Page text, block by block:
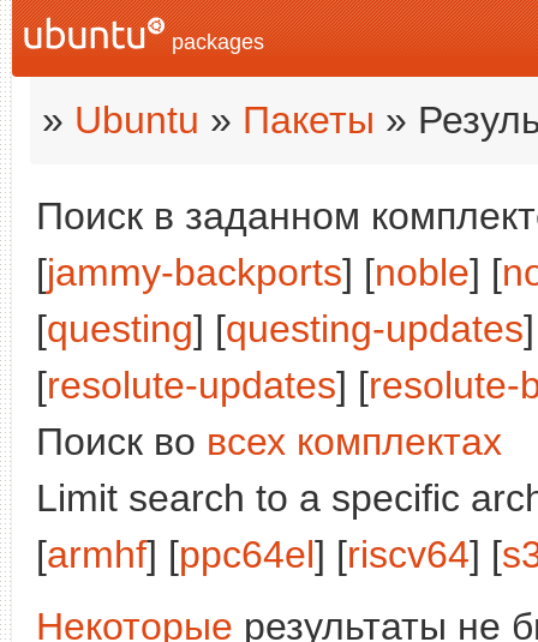
packages
» Ubuntu » Пакеты »
Поиск в заданном
[jammy-backports] [noble] [
[questing] [questing-updates
[resolute-updates] [resolute-
Поиск во всех комплектах
Limit search to a specific
[armhf] [ppc64el] [riscv64] [
Некоторые результаты не